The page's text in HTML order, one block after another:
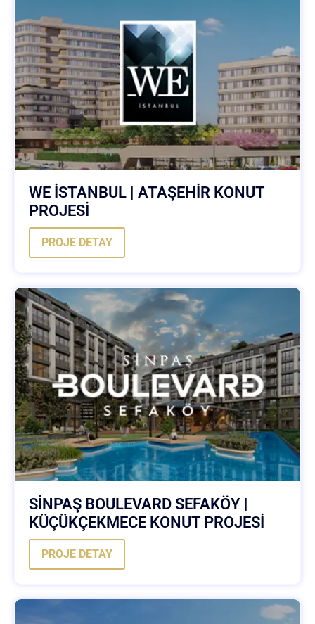
WE İSTANBUL | ATAŞEHİR KONUT
PROJESİ
PROJE DETAY
SİNPAŞ BOULEVARD SEFAKÖY |
KÜÇÜKÇEKMECE KONUT PROJESİ
PROJE DETAY